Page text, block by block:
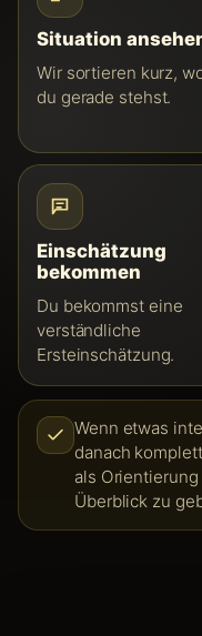
Situation
Wir sortieren kurz,
du gerade stehst.
Einschätzung
bekommen
Du bekommst eine
verständliche
Ersteinschätzung.
Wenn etwas
danach
als
Überblick zu